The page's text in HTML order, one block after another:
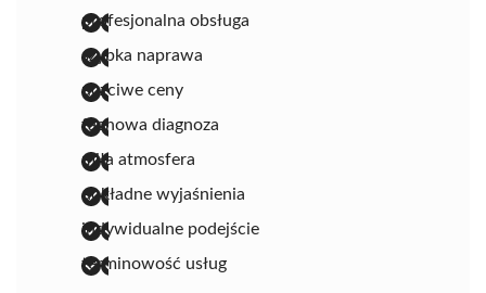
profesjonalna obsługa
szybka naprawa
uczciwe ceny
fachowa diagnoza
miła atmosfera
dokładne wyjaśnienia
indywidualne podejście
terminowość usług